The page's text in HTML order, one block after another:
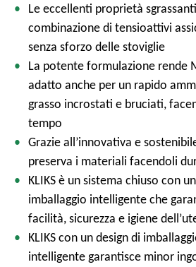
Le eccellenti proprietà
combinazione di tensioattivi
senza sforzo delle stoviglie
La potente formulazione rende
adatto anche per un rapido
grasso incrostati e bruciati,
tempo
Grazie all’innovativa e
preserva i materiali facendoli
KLIKS è un sistema chiuso con
imballaggio intelligente che
facilità, sicurezza e igiene
KLIKS con un design di
intelligente garantisce minor